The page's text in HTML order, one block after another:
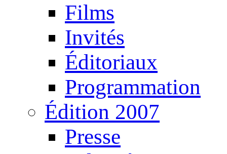
Films
Invités
Éditoriaux
Programmation
Édition 2007
Presse